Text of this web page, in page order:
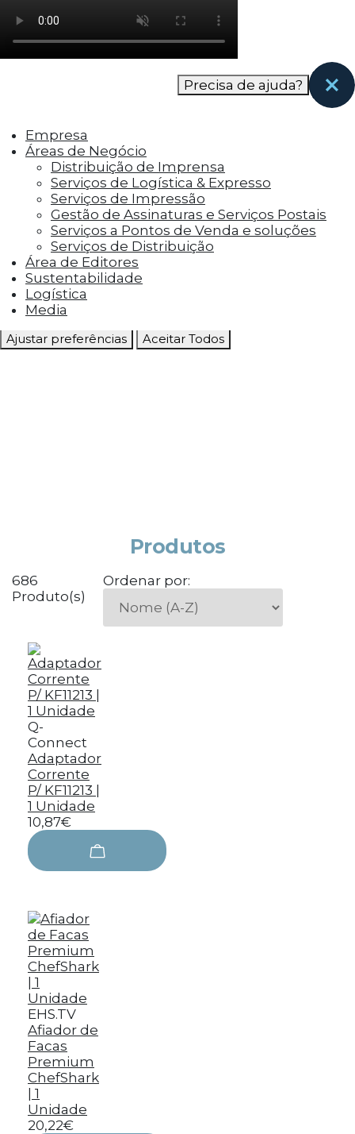
como os visitantes interagem com o site. Esses
cookies ajudam a fornecer informações sobre
as métricas do número de visitantes, taxa de
rejeição, origem do tráfego, etc.
funcionalidades, como compartilhar o
conteúdo do site em plataformas de social
media, coletar feedbacks e outros recursos de
terceiros.
Cookies Marketing
Os cookies de marketing são usados para
entregar aos visitantes anúncios
personalizados com base nas páginas que eles
visitaram antes e analisar a eficácia da
campanha publicitária.
Ajustar preferências Aceitar Todos
Precisa de ajuda?
Empresa
Áreas de Negócio
Distribuição de Imprensa
Serviços de Logística & Expresso
Serviços de Impressão
Gestão de Assinaturas e Serviços Postais
Serviços a Pontos de Venda e soluções
Serviços de Distribuição
Área de Editores
Sustentabilidade
Logística
Media
Produtos
686
Produto(s)
Ordenar por:
Q-
Connect
Adaptador
Corrente
P/ KF11213 |
1 Unidade
10,87€
EHS.TV
Afiador de
Facas
Premium
ChefShark
| 1
Unidade
20,22€